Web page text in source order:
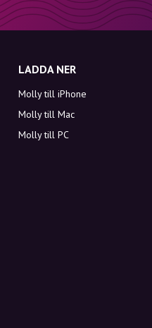
LADDA NER
Molly till iPhone
Molly till Mac
Molly till PC